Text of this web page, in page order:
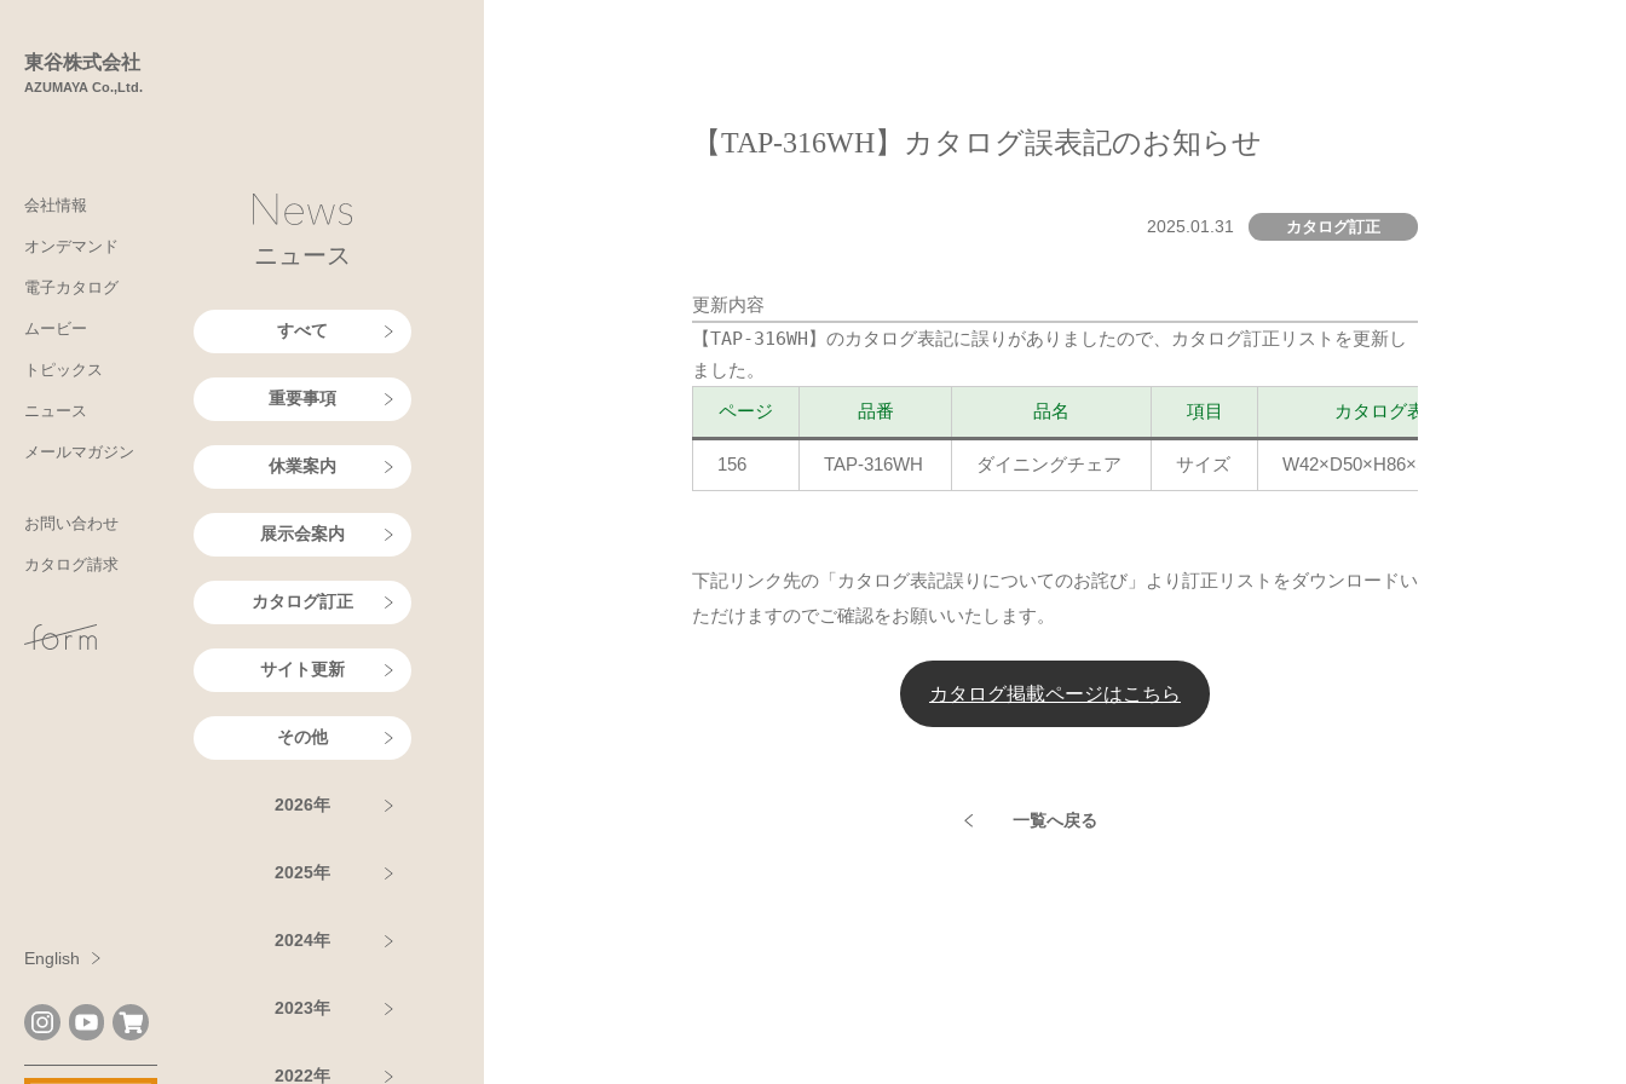
東谷株式会社
AZUMAYA Co.,Ltd.
会社情報
オンデマンド
電子カタログ
ムービー
トピックス
ニュース
メールマガジン
お問い合わせ
カタログ請求
English
ニュース
すべて
重要事項
休業案内
展示会案内
カタログ訂正
サイト更新
その他
2026年
2025年
2024年
2023年
2022年
【TAP-316WH】カタログ誤表記のお知らせ
2025.01.31 カタログ訂正
更新内容
【TAP-316WH】のカタログ表記に誤りがありましたので、カタログ訂正リストを更新し
ました。
ページ 品番 品名 項目 カタログ表記
156 TAP-316WH ダイニングチェア サイズ W42×D50×H86×SH45cm
下記リンク先の「カタログ表記誤りについてのお詫び」より訂正リストをダウンロードい
ただけますのでご確認をお願いいたします。
カタログ掲載ページはこちら
一覧へ戻る